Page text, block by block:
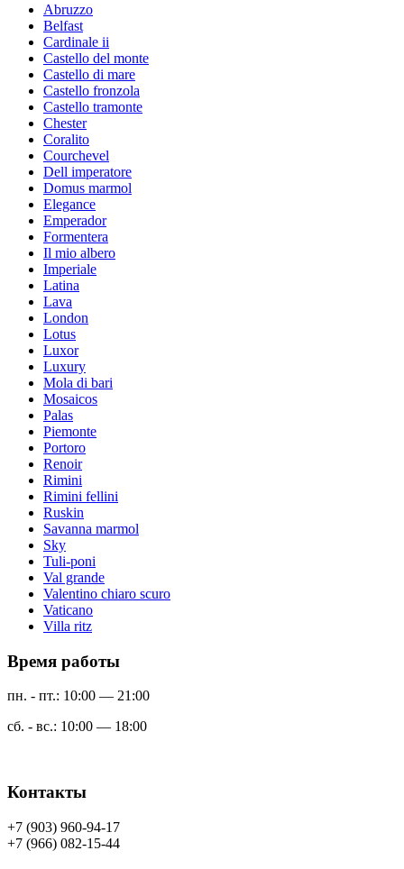
Abruzzo
Belfast
Cardinale ii
Castello del monte
Castello di mare
Castello fronzola
Castello tramonte
Chester
Coralito
Courchevel
Dell imperatore
Domus marmol
Elegance
Emperador
Formentera
Il mio albero
Imperiale
Latina
Lava
London
Lotus
Luxor
Luxury
Mola di bari
Mosaicos
Palas
Piemonte
Portoro
Renoir
Rimini
Rimini fellini
Ruskin
Savanna marmol
Sky
Tuli-poni
Val grande
Valentino chiaro scuro
Vaticano
Villa ritz
Время работы
пн. - пт.: 10:00 — 21:00
сб. - вс.: 10:00 — 18:00
Контакты
+7 (903) 960-94-17
+7 (966) 082-15-44